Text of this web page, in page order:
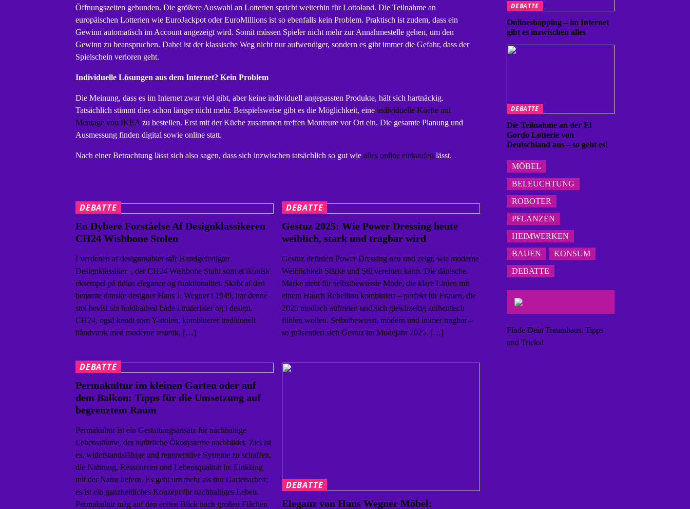
Öffnungszeiten gebunden. Die größere Auswahl an Lotterien spricht weiterhin für Lottoland. Die Teilnahme an
europäischen Lotterien wie EuroJackpot oder EuroMillions ist so ebenfalls kein Problem. Praktisch ist zudem, dass ein
Gewinn automatisch im Account angezeigt wird. Somit müssen Spieler nicht mehr zur Annahmestelle gehen, um den
Gewinn zu beanspruchen. Dabei ist der klassische Weg nicht nur aufwendiger, sondern es gibt immer die Gefahr, dass der
Spielschein verloren geht.
Individuelle Lösungen aus dem Internet? Kein Problem
Die Meinung, dass es im Internet zwar viel gibt, aber keine individuell angepassten Produkte, hält sich hartnäckig.
Tatsächlich stimmt dies schon länger nicht mehr. Beispielsweise gibt es die Möglichkeit, eine individuelle Küche mit
Montage von IKEA zu bestellen. Erst mit der Küche zusammen treffen Monteure vor Ort ein. Die gesamte Planung und
Ausmessung finden digital sowie online statt.
Nach einer Betrachtung lässt sich also sagen, dass sich inzwischen tatsächlich so gut wie alles online einkaufen lässt.
DEBATTE
En Dybere Forståelse Af Designklassikeren
CH24 Wishbone Stolen
I verdenen af designmøbler står Handgefertigter
Designklassiker – der CH24 Wishbone Stuhl som et ikonisk
eksempel på tidløs elegance og funktionalitet. Skabt af den
berømte danske designer Hans J. Wegner i 1949, har denne
stol bevist sin holdbarhed både i materialer og i design.
CH24, også kendt som Y-stolen, kombinerer traditionelt
håndværk med moderne æstetik, […]
DEBATTE
Gestuz 2025: Wie Power Dressing heute
weiblich, stark und tragbar wird
Gestuz definiert Power Dressing neu und zeigt, wie moderne
Weiblichkeit Stärke und Stil vereinen kann. Die dänische
Marke steht für selbstbewusste Mode, die klare Linien mit
einem Hauch Rebellion kombiniert – perfekt für Frauen, die
2025 modisch auftreten und sich gleichzeitig authentisch
fühlen wollen. Selbstbewusst, modern und immer tragbar –
so präsentiert sich Gestuz im Modejahr 2025. […]
DEBATTE
Permakultur im kleinen Garten oder auf
dem Balkon: Tipps für die Umsetzung auf
begrenztem Raum
Permakultur ist ein Gestaltungsansatz für nachhaltige
Lebensräume, der natürliche Ökosysteme nachbildet. Ziel ist
es, widerstandsfähige und regenerative Systeme zu schaffen,
die Nahrung, Ressourcen und Lebensqualität im Einklang
mit der Natur liefern. Es geht um mehr als nur Gartenarbeit;
es ist ein ganzheitliches Konzept für nachhaltiges Leben.
Permakultur mag auf den ersten Blick nach großen Flächen
DEBATTE
Eleganz von Hans Wegner Möbel:
DEBATTE
Onlineshopping – im Internet
gibt es inzwischen alles
DEBATTE
Die Teilnahme an der El
Gordo Lotterie von
Deutschland aus – so geht es!
MÖBEL
BELEUCHTUNG
ROBOTER
PFLANZEN
HEIMWERKEN
BAUEN
KONSUM
DEBATTE
Finde Dein Traumhaus: Tipps
und Tricks!